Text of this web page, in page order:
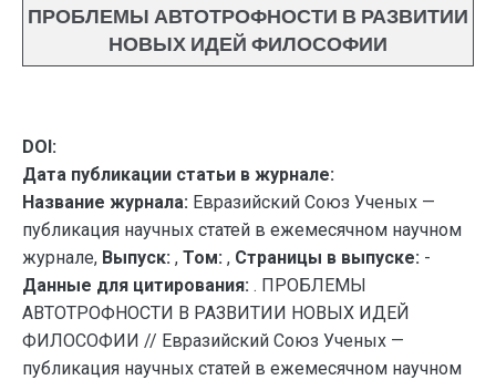
ПРОБЛЕМЫ АВТОТРОФНОСТИ В РАЗВИТИИ
НОВЫХ ИДЕЙ ФИЛОСОФИИ
DOI:
Дата публикации статьи в журнале:
Название журнала: Евразийский Союз Ученых —
публикация научных статей в ежемесячном научном
журнале, Выпуск: , Том: , Страницы в выпуске: -
Данные для цитирования: . ПРОБЛЕМЫ
АВТОТРОФНОСТИ В РАЗВИТИИ НОВЫХ ИДЕЙ
ФИЛОСОФИИ // Евразийский Союз Ученых —
публикация научных статей в ежемесячном научном